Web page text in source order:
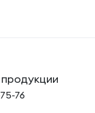
76
Помощь
Ложки